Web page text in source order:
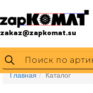
zakaz@zapkomat.su
Главная Каталог